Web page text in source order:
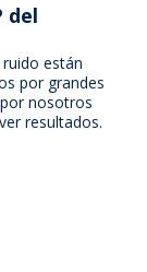
del
están
por grandes
nosotros
resultados.